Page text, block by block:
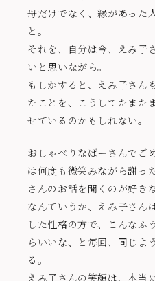
母だけでなく、縁があった
と。
それを、自分は今、えみ子
いと思いながら。
もしかすると、えみ子さん
たことを、こうしてたまた
せているのかもしれない。
おしゃべりなばーさんでご
は何度も微笑みながら謝っ
さんのお話を聞くのが好き
なんていうか、えみ子さん
した性格の方で、こんなふ
らいいな、と毎回、同じよ
る。
えみ子さんの笑顔は、本当